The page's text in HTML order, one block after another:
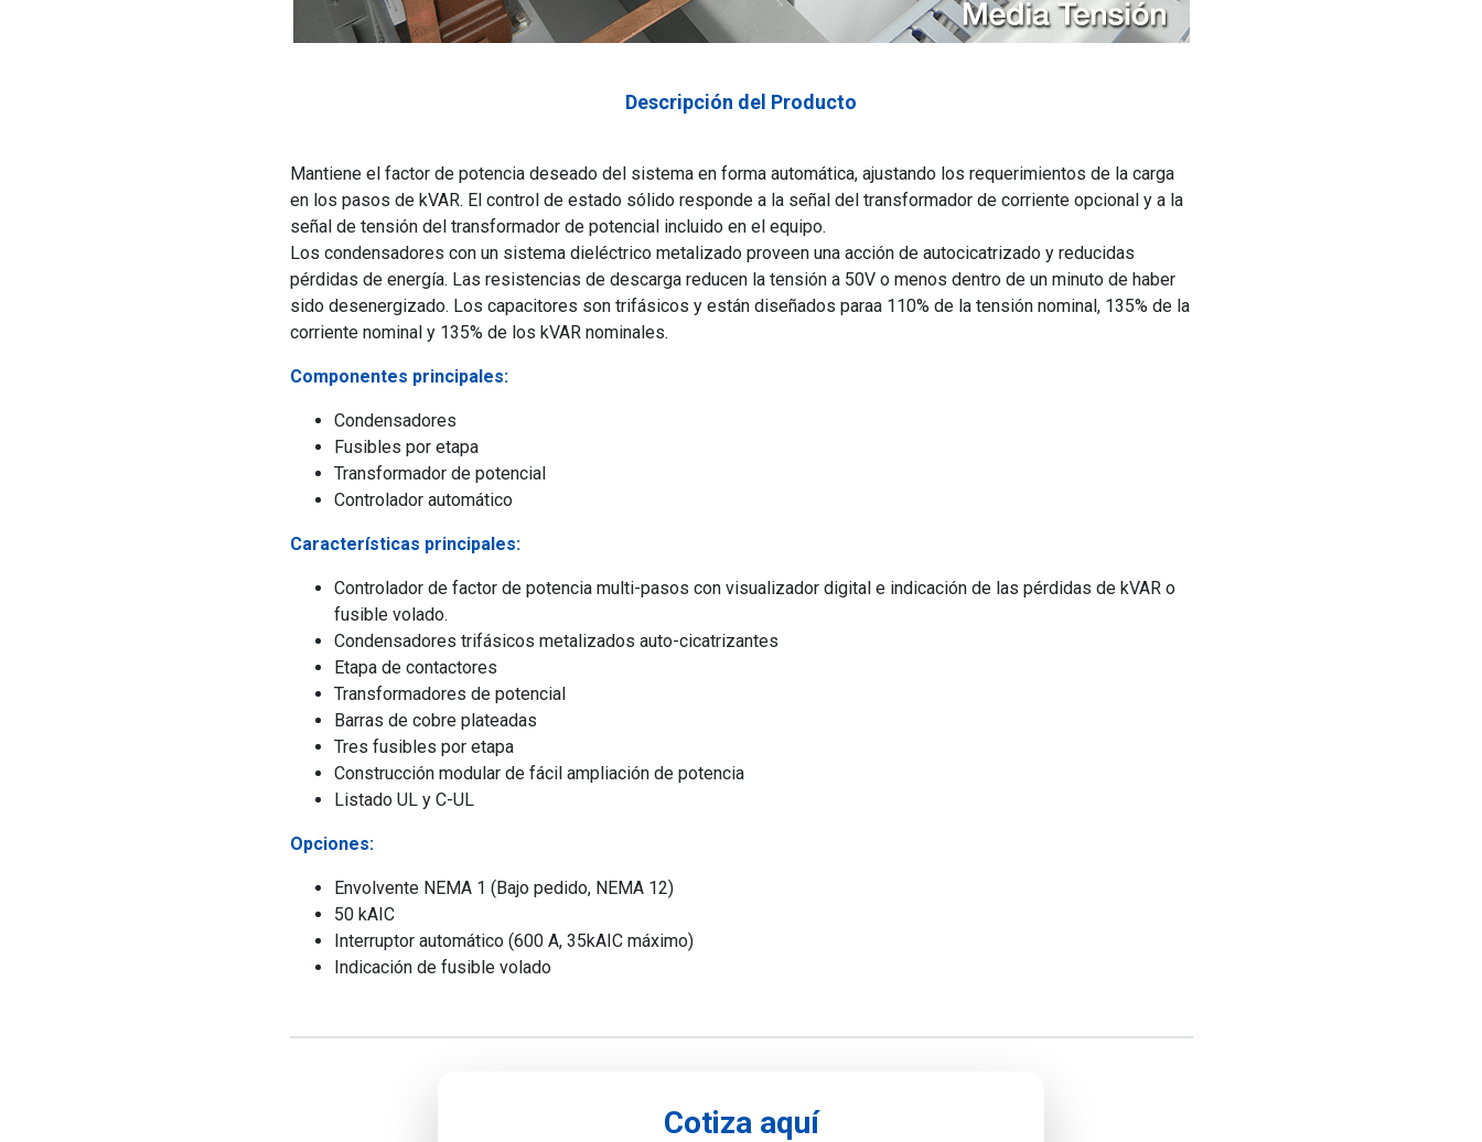
Descripción del Producto
Mantiene el factor de potencia deseado del sistema en forma automática, ajustando los requerimientos de la carga
en los pasos de kVAR. El control de estado sólido responde a la señal del transformador de corriente opcional y a la
señal de tensión del transformador de potencial incluido en el equipo.
Los condensadores con un sistema dieléctrico metalizado proveen una acción de autocicatrizado y reducidas
pérdidas de energía. Las resistencias de descarga reducen la tensión a 50V o menos dentro de un minuto de haber
sido desenergizado. Los capacitores son trifásicos y están diseñados paraa 110% de la tensión nominal, 135% de la
corriente nominal y 135% de los kVAR nominales.
Componentes principales:
Condensadores
Fusibles por etapa
Transformador de potencial
Controlador automático
Características principales:
Controlador de factor de potencia multi-pasos con visualizador digital e indicación de las pérdidas de kVAR o
fusible volado.
Condensadores trifásicos metalizados auto-cicatrizantes
Etapa de contactores
Transformadores de potencial
Barras de cobre plateadas
Tres fusibles por etapa
Construcción modular de fácil ampliación de potencia
Listado UL y C-UL
Opciones:
Envolvente NEMA 1 (Bajo pedido, NEMA 12)
50 kAIC
Interruptor automático (600 A, 35kAIC máximo)
Indicación de fusible volado
Cotiza aquí